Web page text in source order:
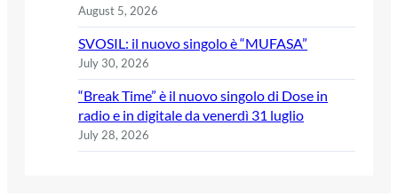
August 5, 2026
SVOSIL: il nuovo singolo è “MUFASA”
July 30, 2026
“Break Time” è il nuovo singolo di Dose in
radio e in digitale da venerdì 31 luglio
July 28, 2026